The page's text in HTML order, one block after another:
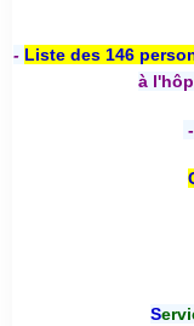
- Liste des 146
à
-
S